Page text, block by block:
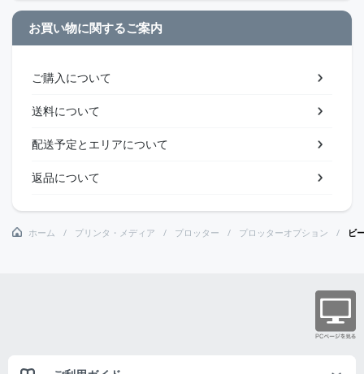
お買い物に関するご案内
ご購入について
送料について
配送予定とエリアについて
返品について
ホーム プリンタ・メディア プロッター プロッターオプション ビ